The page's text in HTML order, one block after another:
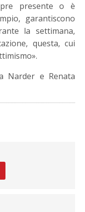
presente o è
garantiscono
la settimana,
questa, cui
Narder e Renata